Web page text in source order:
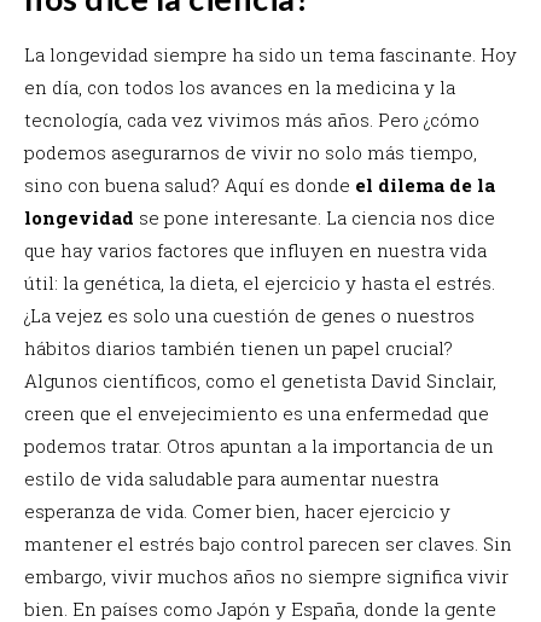
La longevidad siempre ha sido un tema fascinante. Hoy
en día, con todos los avances en la medicina y la
tecnología, cada vez vivimos más años. Pero ¿cómo
podemos asegurarnos de vivir no solo más tiempo,
sino con buena salud? Aquí es donde el dilema de la
longevidad se pone interesante. La ciencia nos dice
que hay varios factores que influyen en nuestra vida
útil: la genética, la dieta, el ejercicio y hasta el estrés.
¿La vejez es solo una cuestión de genes o nuestros
hábitos diarios también tienen un papel crucial?
Algunos científicos, como el genetista David Sinclair,
creen que el envejecimiento es una enfermedad que
podemos tratar. Otros apuntan a la importancia de un
estilo de vida saludable para aumentar nuestra
esperanza de vida. Comer bien, hacer ejercicio y
mantener el estrés bajo control parecen ser claves. Sin
embargo, vivir muchos años no siempre significa vivir
bien. En países como Japón y España, donde la gente